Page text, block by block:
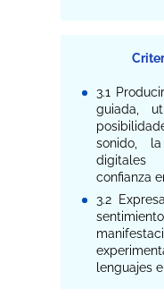
3.1
guiada,
sonido,
digitales
confianza
3.2
lenguajes